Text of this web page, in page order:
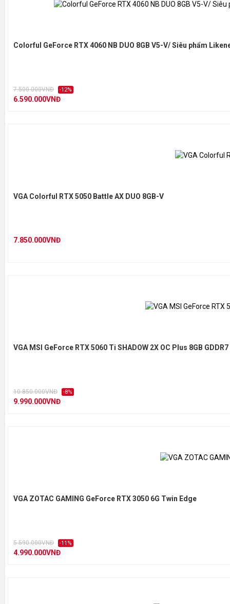
Colorful GeForce RTX 4060 NB DUO 8GB V5-V/ Siêu phẩm
7.500.000VNĐ -12%
6.590.000VNĐ
VGA Colorful RTX 5050 Battle AX DUO 8GB-V
7.850.000VNĐ
VGA MSI GeForce RTX 5060 Ti SHADOW 2X OC Plus 8GB GDDR7
10.850.000VNĐ -8%
9.990.000VNĐ
VGA ZOTAC GAMING GeForce RTX 3050 6G Twin Edge
5.590.000VNĐ -11%
4.990.000VNĐ